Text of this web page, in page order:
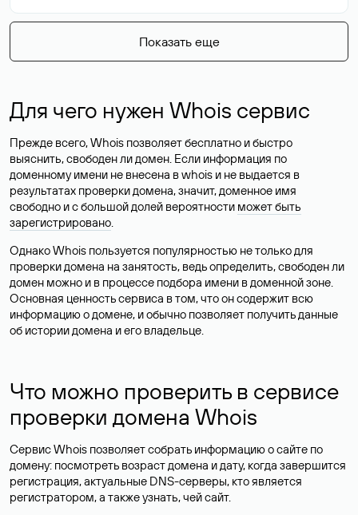
Показать еще
Для чего нужен Whois сервис
Прежде всего, Whois позволяет бесплатно и быстро
выяснить, свободен ли домен. Если информация по
доменному имени не внесена в whois и не выдается в
результатах проверки домена, значит, доменное имя
свободно и с большой долей вероятности может быть
зарегистрировано.
Однако Whois пользуется популярностью не только для
проверки домена на занятость, ведь определить, свободен ли
домен можно и в процессе подбора имени в доменной зоне.
Основная ценность сервиса в том, что он содержит всю
информацию о домене, и обычно позволяет получить данные
об истории домена и его владельце.
Что можно проверить в сервисе
проверки домена Whois
Сервис Whois позволяет собрать информацию о сайте по
домену: посмотреть возраст домена и дату, когда завершится
регистрация, актуальные DNS-серверы, кто является
регистратором, а также узнать, чей сайт.